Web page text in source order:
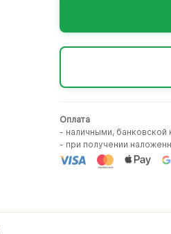
Оплата
- наличными, банковской
- при получении